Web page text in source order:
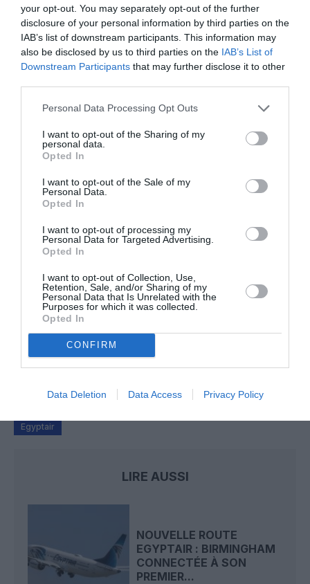
your opt-out. You may separately opt-out of the further
disclosure of your personal information by third parties on the
IAB’s list of downstream participants. This information may
also be disclosed by us to third parties on the IAB’s List of
Downstream Participants that may further disclose it to other
Personal Data Processing Opt Outs
I want to opt-out of the Sharing of my
personal data.
Opted In
I want to opt-out of the Sale of my
Personal Data.
Opted In
I want to opt-out of processing my
Personal Data for Targeted Advertising.
Opted In
I want to opt-out of Collection, Use,
Retention, Sale, and/or Sharing of my
Personal Data that Is Unrelated with the
Purposes for which it was collected.
Opted In
CONFIRM
Data Deletion Data Access Privacy Policy
Soutenez Air Journal participezà son
développement !
NOUS SOUTENIR
DERNIERS COMMENTAIRES
atplhkta commenté l'article :
Contrôles aux frontières entre l’Espagne et l’Italie : des
arrivées plus longues, des correspondances à risque
a commenté l'article :
Pyramides, croisières et mer Rouge : l’Égypte mise sur
une saison record malgré le contexte géopolitique
Egyptair
LIRE AUSSI
NOUVELLE ROUTE
EGYPTAIR : BIRMINGHAM
CONNECTÉE À SON
PREMIER...